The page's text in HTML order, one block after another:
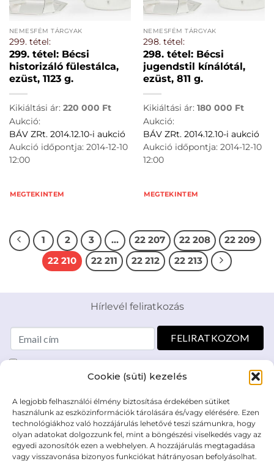
Cookie (süti) kezelés
A legjobb felhasználói élmény biztosítása érdekében sütiket
használunk az eszközinformációk tárolására és/vagy elérésére. Ezen
technológiákhoz való hozzájárulás lehetővé teszi számunkra, hogy
olyan adatokat dolgozzunk fel, mint a böngészési viselkedés vagy az
egyedi azonosítók ezen a webhelyen. A hozzájárulás megtagadása
vagy visszavonása bizonyos funkciókat hátrányosan befolyásolhat.
NEMESFÉM TÁRGYAK
299. tétel:
299. tétel: Bécsi
historizáló fülestálca,
ezüst, 1123 g.
Kikiáltási ár: 220 000 Ft
Aukció:
BÁV ZRt. 2014.12.10-i aukció
Aukció időpontja: 2014-12-10
12:00
MEGTEKINTEM
NEMESFÉM TÁRGYAK
298. tétel:
298. tétel: Bécsi
jugendstil kínálótál,
ezüst, 811 g.
Kikiáltási ár: 180 000 Ft
Aukció:
BÁV ZRt. 2014.12.10-i aukció
Aukció időpontja: 2014-12-10
12:00
MEGTEKINTEM
1 2 3 … 22 207 22 208
22 209
22 210
22 211 22 212 22 213
Hírlevél feliratkozás
mutargy.com/adatkezelesi-tajekoztato/
Rólunk
Médiaajánlat
Karrier
Kapcsolat
Áraink
ÁSZF
Adatvédelem
Impresszum